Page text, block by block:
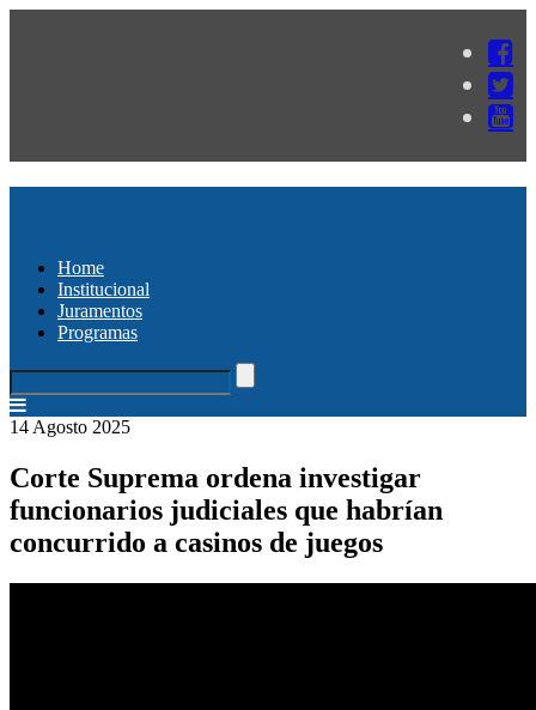
Home
Institucional
Juramentos
Programas
14 Agosto 2025
Corte Suprema ordena investigar
funcionarios judiciales que habrían
concurrido a casinos de juegos